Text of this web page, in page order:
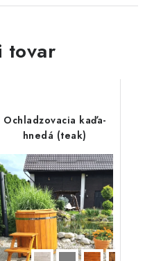
tovar
Ochladzovacia kaďa-
hnedá (teak)